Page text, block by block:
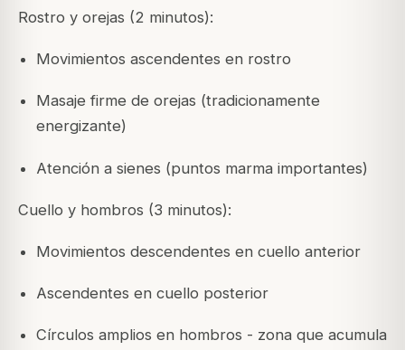
Rostro y orejas (2 minutos):
Movimientos ascendentes en rostro
Masaje firme de orejas (tradicionamente
energizante)
Atención a sienes (puntos marma importantes)
Cuello y hombros (3 minutos):
Movimientos descendentes en cuello anterior
Ascendentes en cuello posterior
Círculos amplios en hombros - zona que acumula